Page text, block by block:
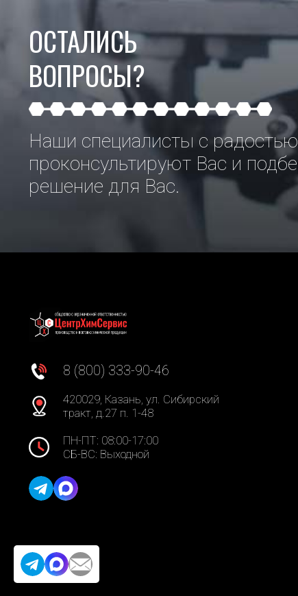
ОСТАЛИСЬ
ВОПРОСЫ?
Наши специалисты с радостью
проконсультируют Вас и
решение для Вас.
8 (800) 333-90-46
420029, Казань, ул. Сибирский
тракт, д.27 п. 1-48
ПН-ПТ: 08:00-17:00
СБ-ВС: Выходной